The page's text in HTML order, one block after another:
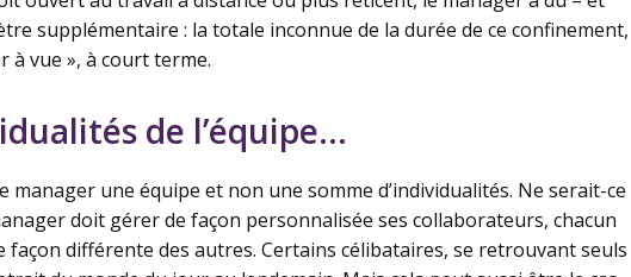
supplémentaire : la totale inconnue de la durée de ce confinement,
à vue », à court terme.
de l’équipe…
manager une équipe et non une somme d’individualités. Ne serait-ce
doit gérer de façon personnalisée ses collaborateurs, chacun
différente des autres. Certains célibataires, se retrouvant seuls